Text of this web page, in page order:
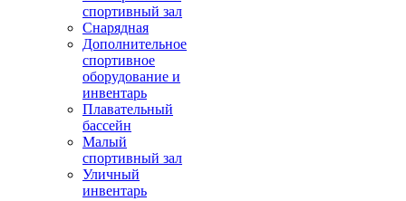
спортивный зал
Снарядная
Дополнительное
спортивное
оборудование и
инвентарь
Плавательный
бассейн
Малый
спортивный зал
Уличный
инвентарь